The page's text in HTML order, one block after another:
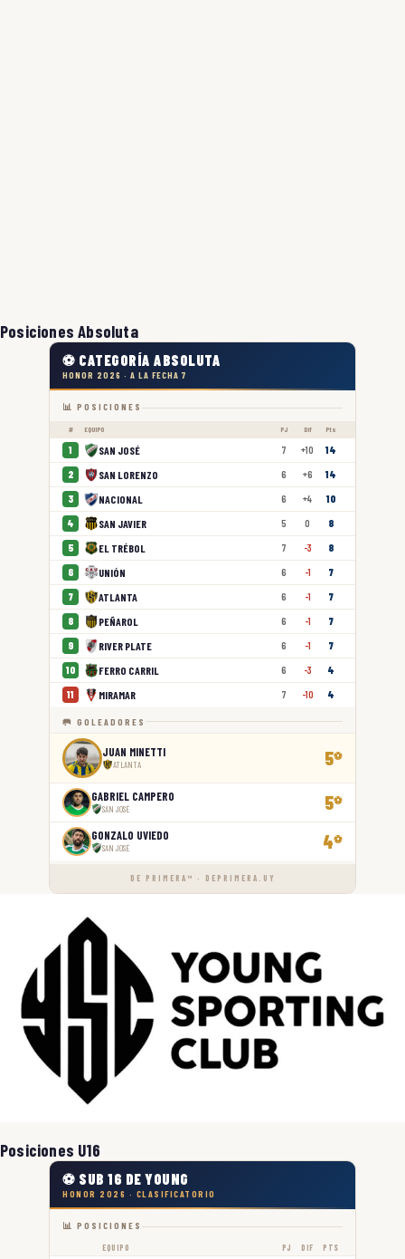
Posiciones Absoluta
⚽ CATEGORÍA ABSOLUTA
HONOR 2026 · A LA FECHA 7
📊 POSICIONES
# EQUIPO PJ Dif Pts
1 SAN JOSÉ 7 +10 14
2 SAN LORENZO 6 +6 14
3 NACIONAL 6 +4 10
4 SAN JAVIER 5 0 8
5 EL TRÉBOL 7 -3 8
6 UNIÓN 6 -1 7
7 ATLANTA 6 -1 7
8 PEÑAROL 6 -1 7
9 RIVER PLATE 6 -1 7
10 FERRO CARRIL 6 -3 4
11 MIRAMAR 7 -10 4
🥅 GOLEADORES
JUAN MINETTI
ATLANTA 5⚽
GABRIEL CAMPERO
SAN JOSÉ 5⚽
GONZALO UVIEDO
SAN JOSÉ 4⚽
DE PRIMERA™ · DEPRIMERA.UY
Posiciones U16
⚽ SUB 16 DE YOUNG
HONOR 2026 · CLASIFICATORIO
📊 POSICIONES
EQUIPO PJ DIF PTS